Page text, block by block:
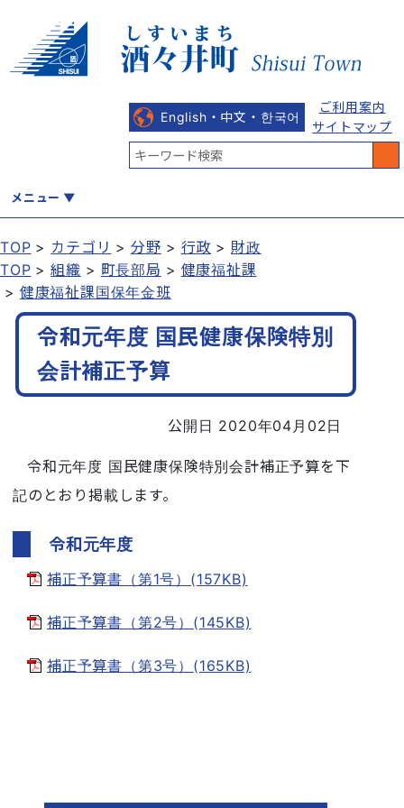
English・中文・한국어
ご利用案内
サイトマップ
メニュー
くらし 健康・福祉 教育・文化
行政
TOP カテゴリ 分野 行政
財政
TOP
組織 町長部局
健康福祉課
健康福祉課国保年金班
令和元年度 国民健康保険特別
会計補正予算
公開日 2020年04月02日
令和元年度 国民健康保険特別会計補正予算を下
記のとおり掲載します。
令和元年度
補正予算書（第1号）(157KB)
補正予算書（第2号）(145KB)
補正予算書（第3号）(165KB)